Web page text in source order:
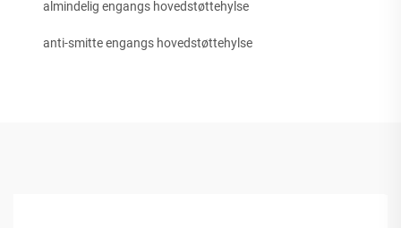
almindelig engangs hovedstøttehylse
anti-smitte engangs hovedstøttehylse